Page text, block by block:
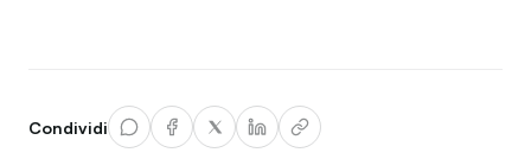
Condividi